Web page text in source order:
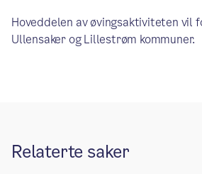
Hoveddelen av øvingsaktiviteten vil
Ullensaker og Lillestrøm kommuner.
Relaterte saker